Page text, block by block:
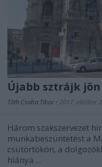
Újabb sztrájk
Tóth Csaba Tibor • 2017. október
Három szakszervezet
munkabeszüntetést a
csütörtökön, a
hiánya ...